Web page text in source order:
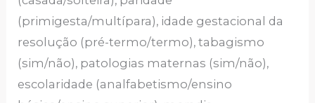
(primigesta/multípara), idade gestacional da
resolução (pré-termo/termo), tabagismo
(sim/não), patologias maternas (sim/não),
escolaridade (analfabetismo/ensino